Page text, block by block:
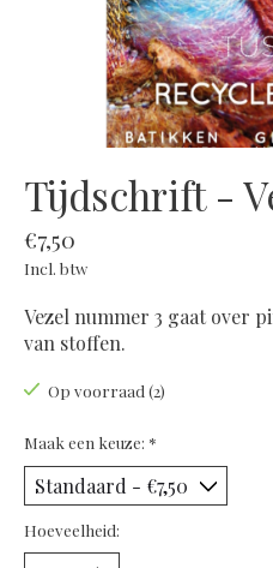
Tijdschrift -
€7,50
Incl. btw
Vezel nummer 3 gaat over
van stoffen.
Op voorraad (2)
Maak een keuze: *
Hoeveelheid: